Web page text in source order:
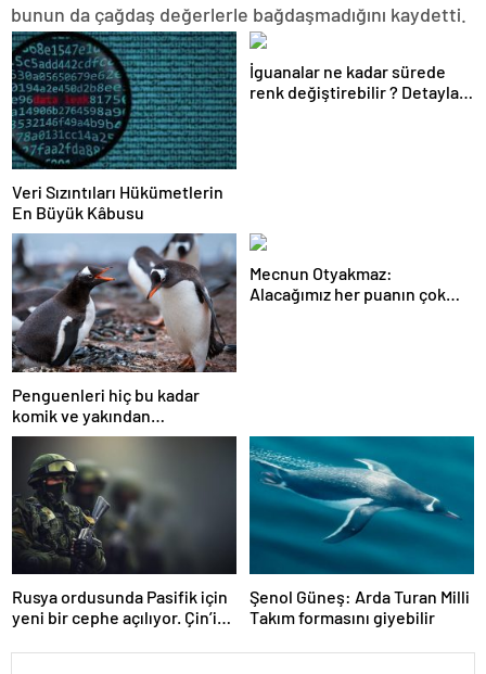
bunun da çağdaş değerlerle bağdaşmadığını kaydetti.
Veri Sızıntıları Hükümetlerin
En Büyük Kâbusu
İguanalar ne kadar sürede
renk değiştirebilir ? Detaylar
Penguenleri hiç bu kadar
komik ve yakından
görmemiştiniz
Mecnun Otyakmaz:
Alacağımız her puanın çok
Rusya ordusunda Pasifik için
yeni bir cephe açılıyor. Çin’in
Şenol Güneş: Arda Turan Milli
Takım formasını giyebilir